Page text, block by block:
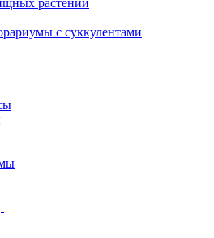
растений
с суккулентами